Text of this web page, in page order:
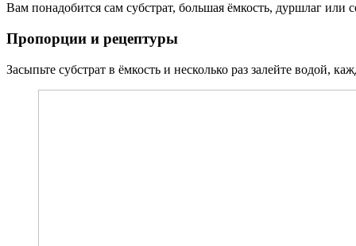
Вам понадобится сам субстрат, большая ёмкость, дуршлаг или
Пропорции и рецептуры
Засыпьте субстрат в ёмкость и несколько раз залейте водой,